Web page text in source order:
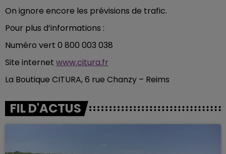
On ignore encore les prévisions de trafic.
Pour plus d’informations :
Numéro vert 0 800 003 038
Site internet www.citura.fr
La Boutique CITURA, 6 rue Chanzy – Reims
FIL D'ACTUS